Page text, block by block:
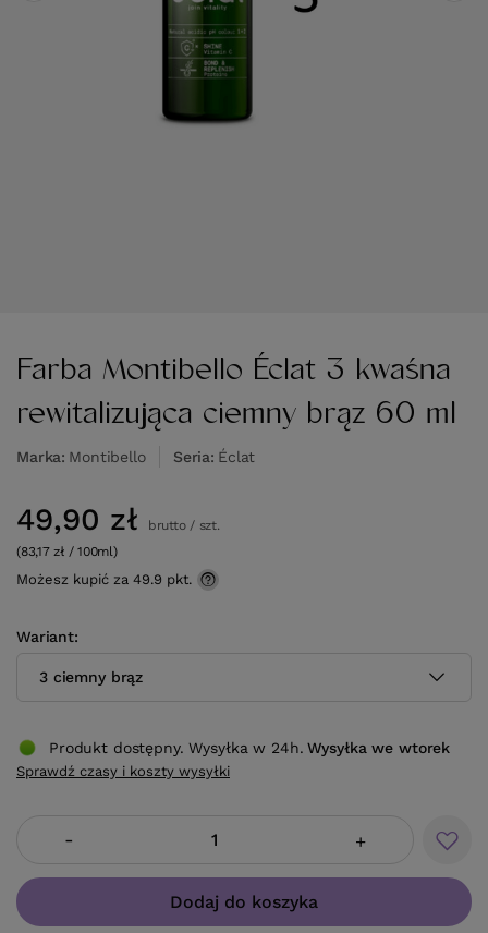
Farba Montibello Éclat 3 kwaśna
rewitalizująca ciemny brąz 60 ml
Marka Montibello Seria Éclat
Wariant
3 ciemny brąz
49,90 zł brutto/ szt.
(83,17 zł / 100ml)
Możesz kupić za 49.9 pkt.
- +
Dodaj do koszyka
Produkt dostępny. Wysyłka w 24h. Wysyłkawe wtorek
Sprawdź czasy i koszty wysyłki